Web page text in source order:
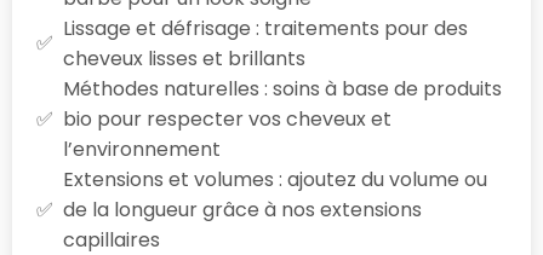
Lissage et défrisage : traitements pour des
cheveux lisses et brillants
Méthodes naturelles : soins à base de produits
bio pour respecter vos cheveux et
l’environnement
Extensions et volumes : ajoutez du volume ou
de la longueur grâce à nos extensions
capillaires